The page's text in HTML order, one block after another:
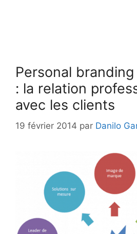
Personal
: la relation
avec les clients
19 février 2014 par Danilo